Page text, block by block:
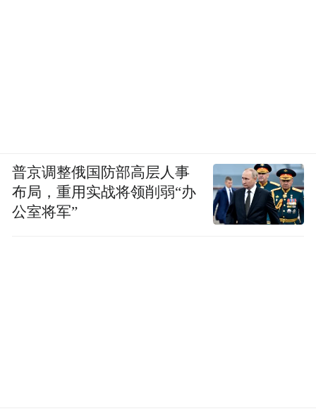
普京调整俄国防部高层人事
布局，重用实战将领削弱“办
公室将军”